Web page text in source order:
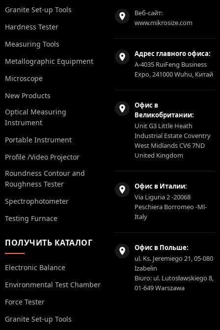
Granite Set-up Tools
Hardness Tester
Measuring Tools
Metallographic Equipment
Microscope
New Products
Optical Measuring
Instrument
Portable Instrument
Profile /Video Projector
Roundness Contour and
Roughness Tester
Spectrophotometer
Testing Furnace
ПОЛУЧИТЬ КАТАЛОГ
Electronic Balance
Environmental Test Chamber
Force Tester
Granite Set-up Tools
Веб-сайт:
www.mikrosize.com
Адрес главного офиса:
A-4035 RuiFeng Business
Expo, 241000 Wuhu, Китай
Офис в
Великобритании:
Unit G3 Little Heath
Industrial Estate Coventry
West Midlands CV6 7ND
United Kingdom
Офис в Италии:
Via Liguria 2 -20068
Peschiera Borromeo -Ml-
Italy
Офис в Польше:
ul. Ks. Jeremiego 21, 05-080
Izabelin
Biuro: ul. Lutosławskiego 8,
01-649 Warszawa